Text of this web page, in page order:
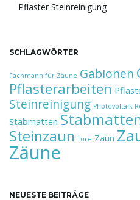
Pflaster Steinreinigung
SCHLAGWÖRTER
Fachmann für Zäune Gabionen
Pflasterarbeiten
Steinreinigung Photovoltaik
Stabmatten
Steinzaun Tore Zaun
Zäune
NEUESTE BEITRÄGE